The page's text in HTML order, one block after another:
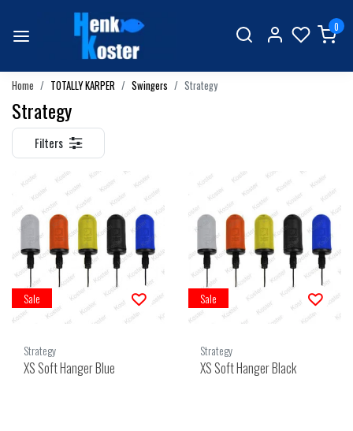
0
Home TOTALLY KARPER Swingers Strategy
Strategy
Filters
Sale
Strategy
XS Soft Hanger Blue
Sale
Strategy
XS Soft Hanger Black